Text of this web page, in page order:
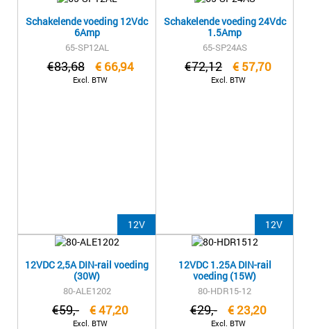
Schakelende voeding 12Vdc
6Amp
65-SP12AL
€83,68 € 66,94
Excl. BTW
Schakelende voeding 24Vdc
1.5Amp
65-SP24AS
€72,12 € 57,70
Excl. BTW
12V
12VDC 2,5A DIN-rail voeding
(30W)
80-ALE1202
€59,- €47,20
Excl. BTW
12V
12VDC 1.25A DIN-rail
voeding (15W)
80-HDR15-12
€29,- €23,20
Excl. BTW